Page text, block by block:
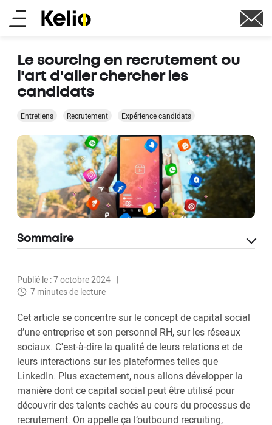
Aller
auMain
Le sourcing en recrutement ou
l'art d'aller chercher les
candidats
Entretiens Recrutement Expérience candidats
Publié le : 7 octobre 2024
7 minutes de lecture
Cet article se concentre sur le concept de capital social
d’une entreprise et son personnel RH, sur les réseaux
sociaux. C'est-à-dire la qualité de leurs relations et de
leurs interactions sur les plateformes telles que
LinkedIn. Plus exactement, nous allons développer la
manière dont ce capital social peut être utilisé pour
découvrir des talents cachés au cours du processus de
recrutement. On appelle ça l’outbound recruiting,
Sommaire